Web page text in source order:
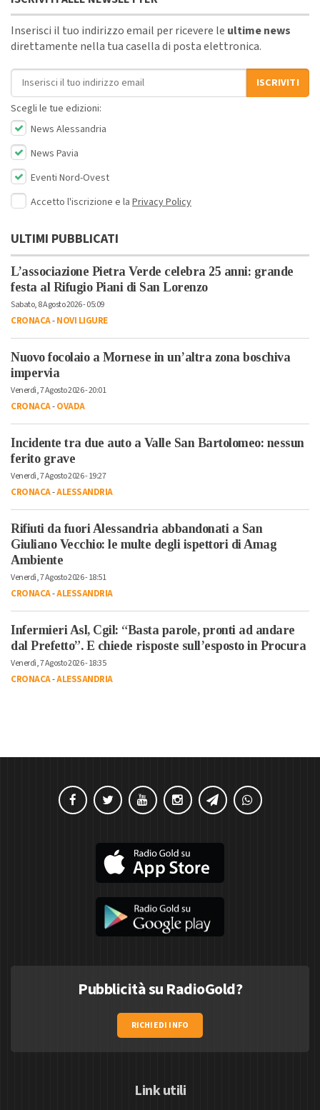
Inserisci il tuo indirizzo email per ricevere le ultime news
direttamente nella tua casella di posta elettronica.
Indirizzo email
ISCRIVITI
Scegli le tue edizioni:
News Alessandria
News Pavia
Eventi Nord-Ovest
Accetto l'iscrizione e la Privacy Policy
ULTIMI PUBBLICATI
L’associazione Pietra Verde celebra 25 anni: grande
festa al Rifugio Piani di San Lorenzo
Sabato, 8 Agosto 2026 - 05:09
CRONACA-NOVI LIGURE
Nuovo focolaio a Mornese in un’altra zona boschiva
impervia
Venerdì, 7 Agosto 2026 - 20:01
CRONACA-OVADA
Incidente tra due auto a Valle San Bartolomeo: nessun
ferito grave
Venerdì, 7 Agosto 2026 - 19:27
CRONACA-ALESSANDRIA
Rifiuti da fuori Alessandria abbandonati a San
Giuliano Vecchio: le multe degli ispettori di Amag
Ambiente
Venerdì, 7 Agosto 2026 - 18:51
CRONACA-ALESSANDRIA
Infermieri Asl, Cgil: “Basta parole, pronti ad andare
dal Prefetto”. E chiede risposte sull’esposto in Procura
Venerdì, 7 Agosto 2026 - 18:35
CRONACA-ALESSANDRIA
Pubblicità su RadioGold?
RICHIEDI INFO
Link utili